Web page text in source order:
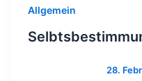
Allgemein